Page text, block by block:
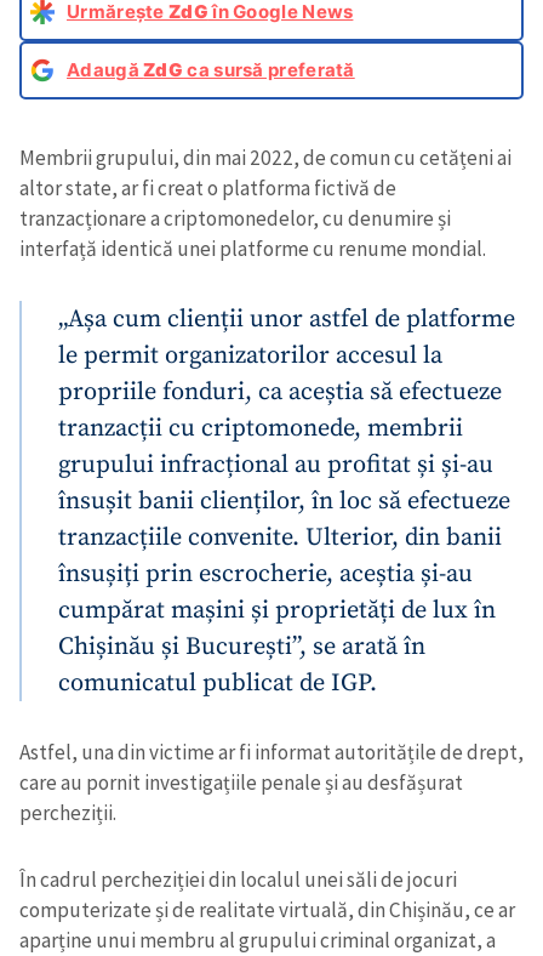
Urmărește ZdGîn Google News
AdaugăZdG ca sursă preferată
Membrii grupului, din mai 2022, de comun cu cetățeni ai
altor state, ar fi creat o platforma fictivă de
tranzacționare a criptomonedelor, cu denumire și
interfață identică unei platforme cu renume mondial.
„Așa cum clienții unor astfel de platforme
le permit organizatorilor accesul la
propriile fonduri, ca aceștia să efectueze
tranzacții cu criptomonede, membrii
grupului infracțional au profitat și și-au
însușit banii clienților, în loc să efectueze
tranzacțiile convenite. Ulterior, din banii
însușiți prin escrocherie, aceștia și-au
cumpărat mașini și proprietăți de lux în
Chișinău și București”, se arată în
comunicatul publicat de IGP.
Astfel, una din victime ar fi informat autoritățile de drept,
care au pornit investigațiile penale și au desfășurat
percheziții.
În cadrul percheziției din localul unei săli de jocuri
computerizate și de realitate virtuală, din Chișinău, ce ar
aparține unui membru al grupului criminal organizat, a